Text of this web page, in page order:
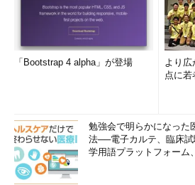
「Bootstrap 4 alpha」が登場
より広
点に若
勉強会で明らかになった
法──電子カルテ、臨床
学用語プラットフォーム